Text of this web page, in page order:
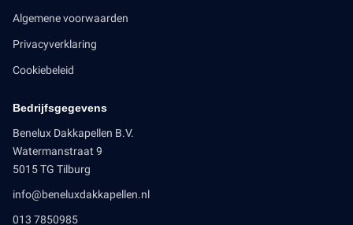
Algemene voorwaarden
Privacyverklaring
Cookiebeleid
Bedrijfsgegevens
Benelux Dakkapellen B.V.
Watermanstraat 9
5015 TG Tilburg
info@beneluxdakkapellen.nl
013 7850985